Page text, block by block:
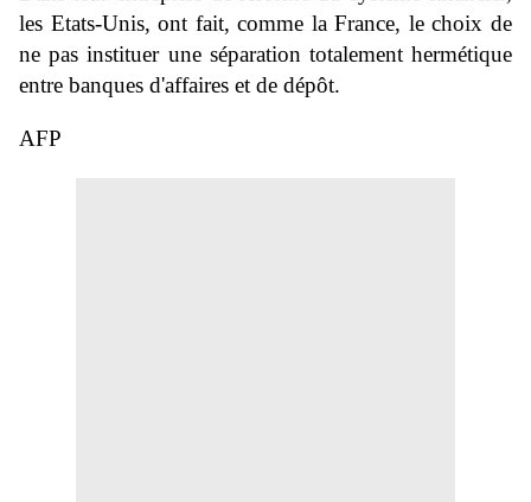
les Etats-Unis, ont fait, comme la France, le choix de
ne pas instituer une séparation totalement hermétique
entre banques d'affaires et de dépôt.
AFP